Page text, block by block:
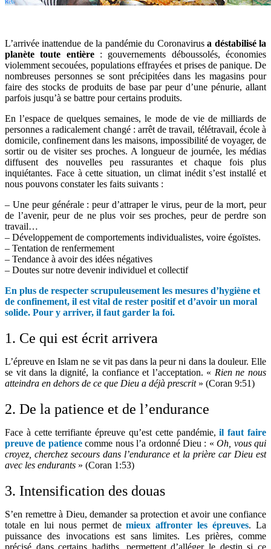
L’arrivée inattendue de la pandémie du Coronavirusa déstabilisé la
planète toute entière: gouvernements déboussolés, économies
violemment secouées, populations effrayées et prises de panique. De
nombreuses personnes se sont précipitées dans les magasins pour
faire des stocks de produits de base par peur d’une pénurie, allant
parfois jusqu’à se battre pour certains produits.
En l’espace de quelques semaines, le mode de vie de milliards de
personnes a radicalement changé : arrêt de travail, télétravail, école à
domicile, confinement dans les maisons, impossibilité de voyager, de
sortir ou de visiter ses proches. A longueur de journée, les médias
diffusent des nouvelles peu rassurantes et chaque fois plus
inquiétantes. Face à cette situation, un climat inédit s’est installé et
nous pouvons constater les faits suivants :
– Une peur générale : peur d’attraper le virus, peur de la mort, peur
de l’avenir, peur de ne plus voir ses proches, peur de perdre son
travail…
– Développement de comportements individualistes, voire égoïstes.
– Tentation de renfermement
– Tendance à avoir des idées négatives
– Doutes sur notre devenir individuel et collectif
En plus de respecter scrupuleusement les mesures d’hygiène et
de confinement, il est vital de rester positif et d’avoir un moral
solide. Pour y arriver, il faut garder la foi.
1. Ce qui est écrit arrivera
L’épreuve en Islam ne se vit pas dans la peur ni dans la douleur. Elle
se vit dans la dignité, la confiance et l’acceptation. « Rien ne nous
atteindra en dehors de ce que Dieu a déjà prescrit» (Coran 9:51)
2. De la patience et de l’endurance
Face à cette terrifiante épreuve qu’est cette pandémie,il faut faire
preuve de patiencecomme nous l’a ordonné Dieu : «Oh, vous qui
croyez, cherchez secours dans l’endurance et la prière car Dieu est
avec les endurants » (Coran 1:53)
3. Intensification des douas
S’en remettre à Dieu, demander sa protection et avoir une confiance
totale en lui nous permet demieux affronter les épreuves. La
puissance des invocations est sans limites. Les prières, comme
précisé dans certains hadiths, permettent d’alléger le destin si ce